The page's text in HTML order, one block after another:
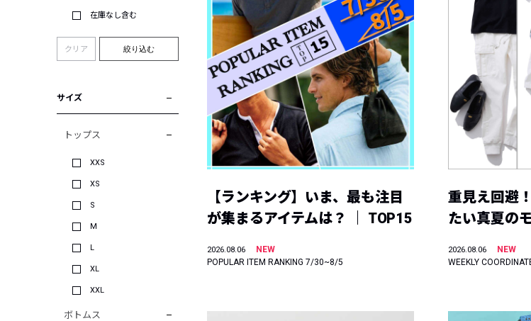
在庫なし含む
クリア 絞り込む
サイズ
トップス
XXS
XS
S
M
L
XL
XXL
ボトムス
【ランキング】いま、最も注目
が集まるアイテムは？ ｜ TOP15
2026.08.06
NEW
POPULAR ITEM RANKING 7/30~8/5
重見え回避
たい真夏の
2026.08.06
NEW
WEEKLY